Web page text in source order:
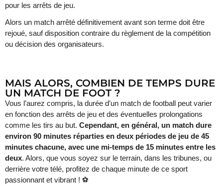
pour les arrêts de jeu.
Alors un match arrêté définitivement avant son terme doit être
rejoué, sauf disposition contraire du règlement de la compétition
ou décision des organisateurs.
MAIS ALORS, COMBIEN DE TEMPS DURE
UN MATCH DE FOOT ?
Vous l’aurez compris, la durée d’un match de football peut varier
en fonction des arrêts de jeu et des éventuelles prolongations
comme les tirs au but. Cependant, en général, un match dure
environ 90 minutes réparties en deux périodes de jeu de 45
minutes chacune, avec une mi-temps de 15 minutes entre les
deux. Alors, que vous soyez sur le terrain, dans les tribunes, ou
derrière votre télé, profitez de chaque minute de ce sport
passionnant et vibrant ! ⚽